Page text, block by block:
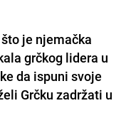
je njemačka
grčkog lidera u
da ispuni svoje
Grčku zadržati u